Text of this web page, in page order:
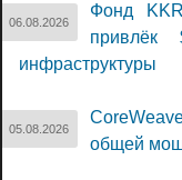
06.08.2026
Фонд
инфраструктуры
05.08.2026
общей